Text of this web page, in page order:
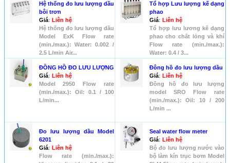
Hệ thống đo lưu lượng dầu
bôi trơn
Giá: Liên hệ
Hệ thống đo lưu lượng dầu
Model ExK Flow rate
(min./max.): Water: 0.002 /
2.5 L/min Air...
Tổ hợp Lưu lượng kế dạng
phao
Giá: Liên hệ
Tổ hợp lưu lương kế dạng
phao cho chất lỏng và khí
Flow rate (min./max.):
Water: 0.4 / 3...
ĐỒNG HỒ ĐO LƯU LƯỢNG
Giá: Liên hệ
Model 2950 Flow rate
(min./max.): Oil: 0.1 / 100
L/min...
Đông hồ đo lưu lượng dầu
Giá: Liên hệ
Đồng hồ đo lưu lượng
model SRO Flow rate
(min./max.): Oil: 10 / 200
L/min ...
Đo lưu lượng dầu Model
6201
Giá: Liên hệ
Flow rate (min./max.):
Seal water flow meter
Giá: Liên hệ
Bộ đo lưu lượng nước vào
bộ làm kín trục bơm Model